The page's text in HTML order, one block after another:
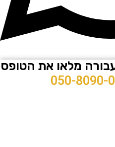
מלאו את הטופס
050-